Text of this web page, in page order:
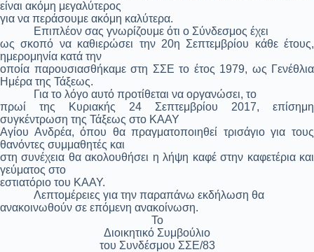
είναι ακόμη μεγαλύτερος
για να περάσουμε ακόμη καλύτερα.
Επιπλέον σας γνωρίζουμε ότι ο Σύνδεσμος έχει
ως σκοπό να καθιερώσει την 20η Σεπτεμβρίου κάθε έτους,
ημερομηνία κατά την
οποία παρουσιασθήκαμε στη ΣΣΕ το έτος 1979, ως Γενέθλια
Ημέρα της Τάξεως.
Για το λόγο αυτό προτίθεται να οργανώσει, το
πρωί της Κυριακής 24 Σεπτεμβρίου 2017, επίσημη
συγκέντρωση της Τάξεως στο ΚΑΑΥ
Αγίου Ανδρέα, όπου θα πραγματοποιηθεί τρισάγιο για τους
θανόντες συμμαθητές και
στη συνέχεια θα ακολουθήσει η λήψη καφέ στην καφετέρια και
γεύματος στο
εστιατόριο του ΚΑΑΥ.
Λεπτομέρειες για την παραπάνω εκδήλωση θα
ανακοινωθούν σε επόμενη ανακοίνωση.
Το
Διοικητικό Συμβούλιο
του Συνδέσμου ΣΣΕ/83